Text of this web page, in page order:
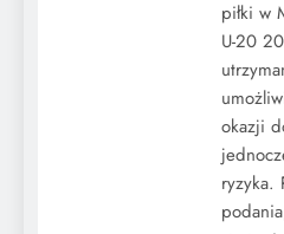
piłki w
U-20
okazji
ryzyka.